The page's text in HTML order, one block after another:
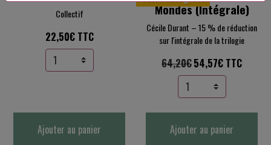
Collectif
22,50€ TTC
Ajouter au panier
Mondes (Intégrale)
Cécile Durant – 15 % de réduction
sur l'intégrale de la trilogie
64,20€54,57€ TTC
Ajouter au panier